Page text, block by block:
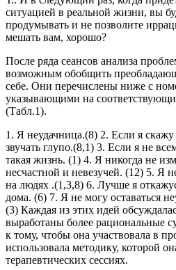
ситуацией в реальной жизни, вы
продумывать и не позволите
мешать вам, хорошо?
После ряда сеансов анализа
возможным обобщить
себе. Они перечислены ниже с
указывающими на
(Табл.1).
1. Я неудачница.(8) 2. Если я скажу
звучать глупо.(8,1) 3. Если я не
такая жизнь. (1) 4. Я никогда не
несчастной и невезучей. (12) 5. Я
на людях .(1,3,8) 6. Лучше я
дома. (6) 7. Я не могу оставаться
(3) Каждая из этих идей
выработаны более рациональные
к тому, чтобы она участвовала в
использовала методику, которой
терапевтических сессиях.